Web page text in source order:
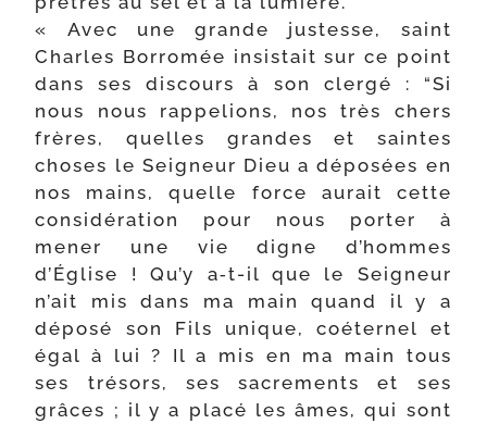
« Avec une grande jus­tesse, saint
Charles Borromée insis­tait sur ce point
dans ses dis­cours à son cler­gé : “Si
nous nous rap­pe­lions, nos très chers
frères, quelles grandes et saintes
choses le Seigneur Dieu a dépo­sées en
nos mains, quelle force aurait cette
consi­dé­ra­tion pour nous por­ter à
mener une vie digne d’hommes
d’Église ! Qu’y a‑t-​il que le Seigneur
n’ait mis dans ma main quand il y a
dépo­sé son Fils unique, coéter­nel et
égal à lui ? Il a mis en ma main tous
ses tré­sors, ses sacre­ments et ses
grâces ; il y a pla­cé les âmes, qui sont